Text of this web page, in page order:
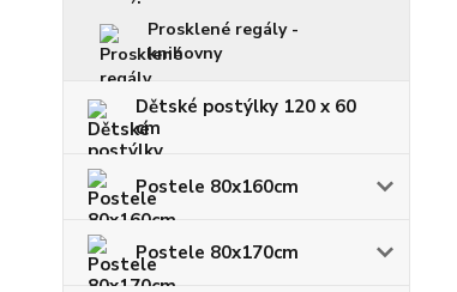
Prosklené regály -
knihovny
Dětské postýlky 120 x 60
cm
Postele 80x160cm
Postele 80x170cm